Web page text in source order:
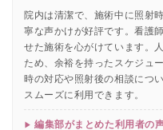
院内は清潔で、施術中に照射
寧な声かけが好評です。看護
せた施術を心がけています。
ため、余裕を持ったスケジュ
時の対応や照射後の相談につ
スムーズに利用できます。
編集部がまとめた利用者の